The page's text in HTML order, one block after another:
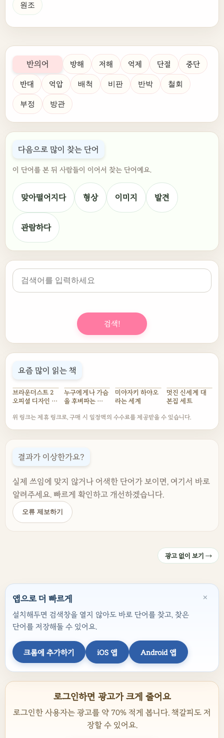
원조
반의어 방해 저해 억제 단절 중단
반대 억압 배척 비판 반박 철회
부정 방관
다음으로 많이 찾는 단어
이 단어를 본 뒤 사람들이 이어서 찾는 단어예요.
맞아떨어지다 형상 이미지 발견
관람하다
검색!
요즘 많이 읽는 책
브라운더스트 2
오피셜 디자인 웍
누구에게나 가슴
을 후벼파는 대
미야자키 하야오
라는 세계
멋진 신세계 대
본집 세트
위 링크는 제휴 링크로, 구매 시 일정액의 수수료를 제공받을 수 있습니다.
결과가 이상한가요?
실제 쓰임에 맞지 않거나 어색한 단어가 보이면, 여기서 바로
알려주세요. 빠르게 확인하고 개선하겠습니다.
오류 제보하기
광고 없이 보기 →
×
앱으로 더 빠르게
설치해두면 검색창을 열지 않아도 바로 단어를 찾고, 찾은
단어를 저장해둘 수 있어요.
크롬에 추가하기 iOS 앱 Android 앱
로그인하면 광고가 크게 줄어요
로그인한 사용자는 광고를 약 70% 적게 봅니다. 책갈피도 저
장할 수 있어요.